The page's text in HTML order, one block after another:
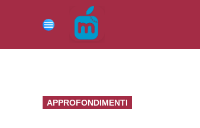
contenuto
Menu
PUBBLICATO
IN
APPROFONDIMENTI